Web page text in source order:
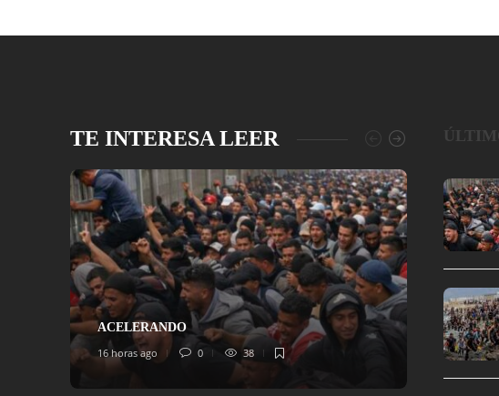
TE INTERESA LEER
ACELERANDO
16 horas ago
0 38
INVASIÓN
3 días ago